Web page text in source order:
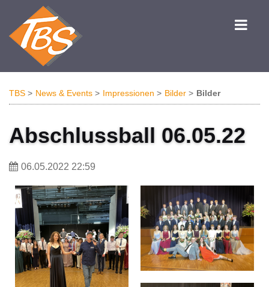
TBS News & Events Impressionen Bilder Bilder
Abschlussball 06.05.22
06.05.2022 22:59